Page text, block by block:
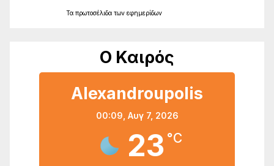
Τα πρωτοσέλιδα των εφημερίδων
Ο Καιρός
Alexandroupolis
00:09, Αυγ 7, 2026
23 °C